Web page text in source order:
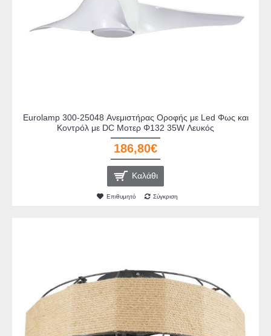
Eurolamp 300-25048 Ανεμιστήρας Οροφής με Led Φως και
Κοντρόλ με DC Μοτερ Φ132 35W Λευκός
186,80€
Καλάθι
Επιθυμητό Σύγκριση